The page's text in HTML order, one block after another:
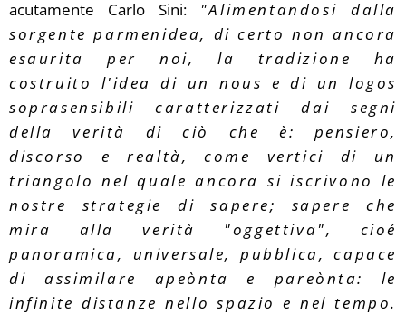
acutamente Carlo Sini: "Alimentandosi
dalla
sorgente parmenidea, di certo non ancora
esaurita per noi, la tradizione ha
costruito l'idea di un nous e di un logos
soprasensibili caratterizzati dai segni
della verità di ciò che è: pensiero,
discorso e realtà, come vertici di un
triangolo nel quale ancora si iscrivono le
nostre strategie di sapere; sapere che
mira alla verità "oggettiva", cioé
panoramica, universale, pubblica, capace
di assimilare apeònta e pareònta: le
infinite distanze nello spazio e nel tempo.